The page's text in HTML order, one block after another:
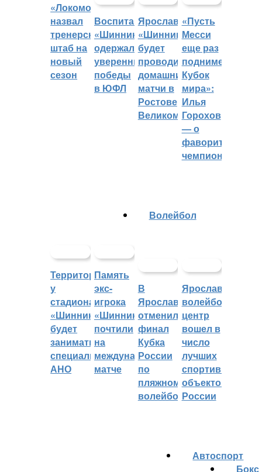
«Локомотив»
назвал
тренерский
штаб на
новый
сезон
Воспитанники
«Шинника»
одержали
уверенные
победы
в ЮФЛ
Ярославский
«Шинник»
будет
проводить
домашние
матчи в
Ростове
Великом
«Пусть
Месси
еще раз
поднимет
Кубок
мира»:
Илья
Горохов
— о
фаворитах
чемпионата
Территорией
у
стадиона
«Шинник»
будет
заниматься
специальное
АНО
Память
экс-
игрока
«Шинника»
почтили
на
международном
матче
Волейбол
В
Ярославле
отменили
финал
Кубка
России
по
пляжному
волейболу
Ярославский
волейбольный
центр
вошел в
число
лучших
спортивных
объектов
России
Автоспорт
Бокс